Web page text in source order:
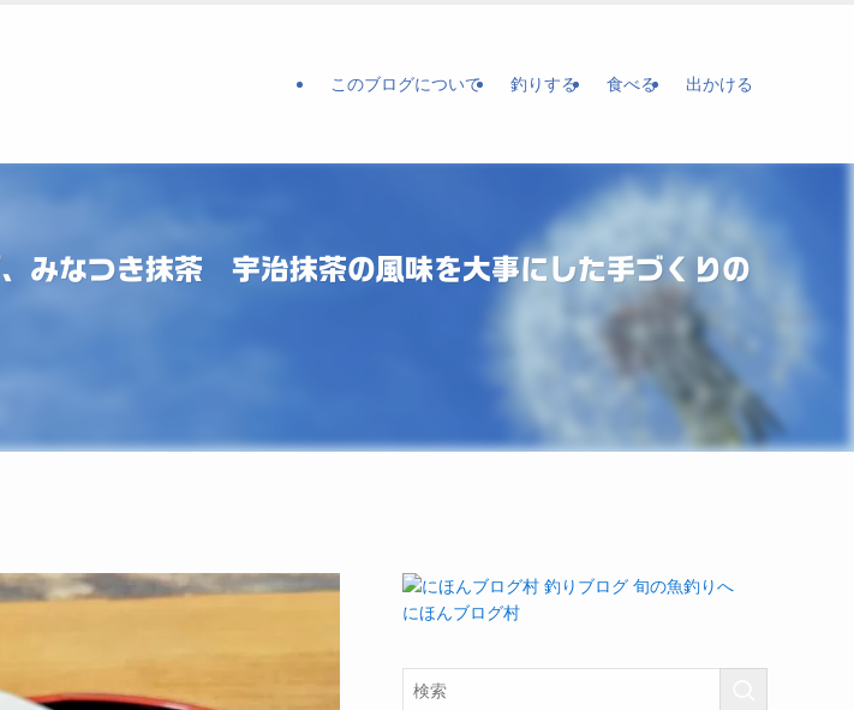
このブログについて 釣りする 食べる 出かける
みなつき抹茶 宇治抹茶の風味を大事にした手づくりの
にほんブログ村